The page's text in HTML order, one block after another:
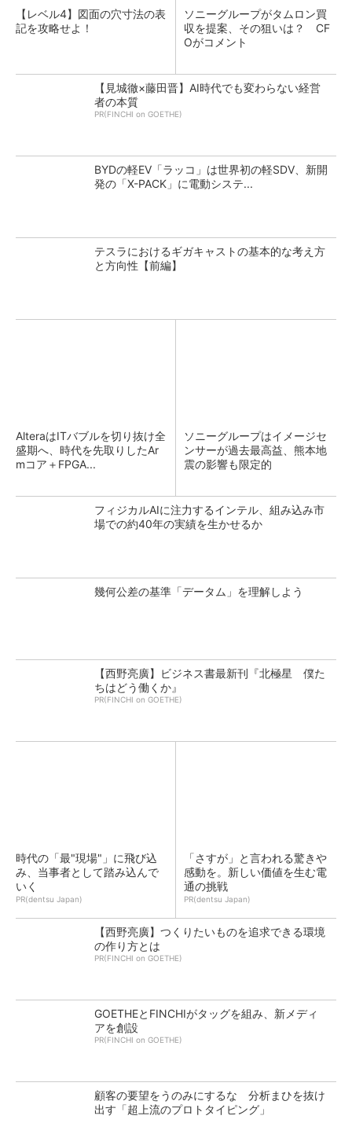
【レベル4】図面の穴寸法の表
記を攻略せよ！
ソニーグループがタムロン買
収を提案、その狙いは？ CF
Oがコメント
【見城徹×藤田晋】AI時代でも変わらない経営
者の本質
PR(FINCHI on GOETHE)
BYDの軽EV「ラッコ」は世界初の軽SDV、新開
発の「X-PACK」に電動システ...
テスラにおけるギガキャストの基本的な考え方
と方向性【前編】
AlteraはITバブルを切り抜け全
盛期へ、時代を先取りしたAr
mコア＋FPGA...
ソニーグループはイメージセ
ンサーが過去最高益、熊本地
震の影響も限定的
フィジカルAIに注力するインテル、組み込み市
場での約40年の実績を生かせるか
幾何公差の基準「データム」を理解しよう
【西野亮廣】ビジネス書最新刊『北極星 僕た
ちはどう働くか』
PR(FINCHI on GOETHE)
時代の「最"現場"」に飛び込
み、当事者として踏み込んで
いく
PR(dentsu Japan)
「さすが」と言われる驚きや
感動を。新しい価値を生む電
通の挑戦
PR(dentsu Japan)
【西野亮廣】つくりたいものを追求できる環境
の作り方とは
PR(FINCHI on GOETHE)
GOETHEとFINCHIがタッグを組み、新メディ
アを創設
PR(FINCHI on GOETHE)
顧客の要望をうのみにするな 分析まひを抜け
出す「超上流のプロトタイピング」